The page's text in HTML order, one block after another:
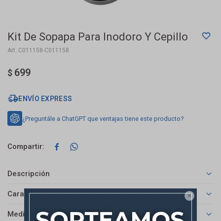

Kit De Sopapa Para Inodoro Y Cepillo
C011158-C011158
$ 699
ENVÍO EXPRESS
¿Preguntále a ChatGPT que ventajas tiene este producto?
 
Descripción
Características
Medios de pago